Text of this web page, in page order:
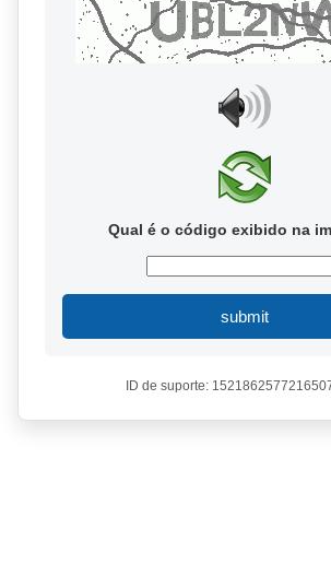
Qual é o código exibido na
submit
ID de suporte: